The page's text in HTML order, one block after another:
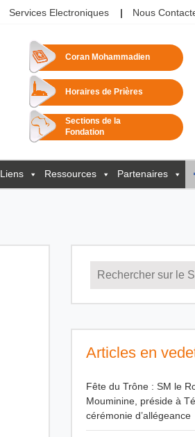
Services Electroniques Nous
Coran Mohammadien
Horaires de Prières
Sections de la
Fondation
Liens Ressources Partenaires
Articles en
Fête du Trône : SM le
Mouminine, préside à
cérémonie d’allégeance